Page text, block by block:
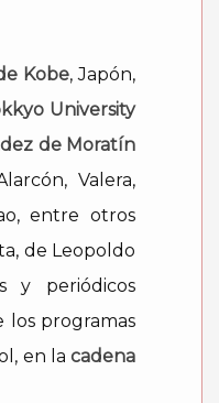
Kobe, Japón,
University
de Moratín
Valera,
entre otros
de Leopoldo
y periódicos
los programas
en la cadena